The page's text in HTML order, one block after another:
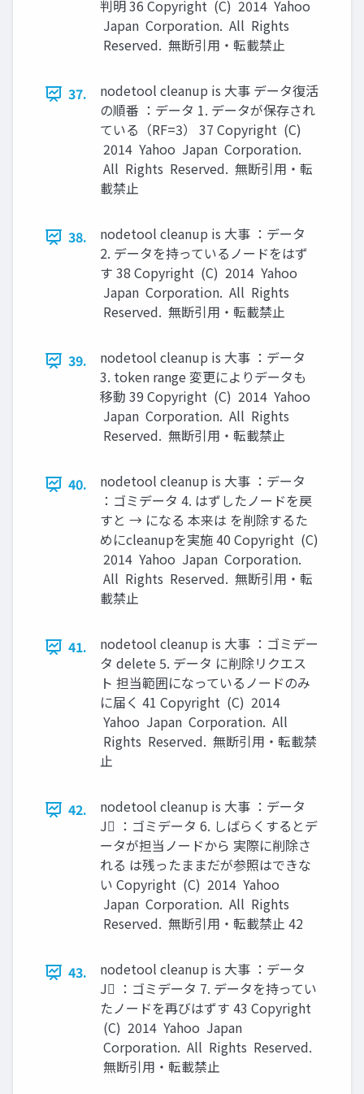
判明 36 Copyright (C) 2014 Yahoo
Japan Corporation. All Rights
Reserved. 無断引用・転載禁止
37.
nodetool cleanup is 大事 データ復活
の順番 ：データ 1. データが保存され
ている（RF=3） 37 Copyright (C)
2014 Yahoo Japan Corporation.
All Rights Reserved. 無断引用・転
載禁止
38.
nodetool cleanup is 大事 ：データ
2. データを持っているノードをはず
す 38 Copyright (C) 2014 Yahoo
Japan Corporation. All Rights
Reserved. 無断引用・転載禁止
39.
nodetool cleanup is 大事 ：データ
3. token range 変更によりデータも
移動 39 Copyright (C) 2014 Yahoo
Japan Corporation. All Rights
Reserved. 無断引用・転載禁止
40.
nodetool cleanup is 大事 ：データ
：ゴミデータ 4. はずしたノードを戻
すと → になる 本来は を削除するた
めにcleanupを実施 40 Copyright (C)
2014 Yahoo Japan Corporation.
All Rights Reserved. 無断引用・転
載禁止
41.
nodetool cleanup is 大事 ：ゴミデー
タ delete 5. データ に削除リクエス
ト 担当範囲になっているノードのみ
に届く 41 Copyright (C) 2014
Yahoo Japan Corporation. All
Rights Reserved. 無断引用・転載禁
止
42.
nodetool cleanup is 大事 ：データ
J ：ゴミデータ 6. しばらくするとデ
ータが担当ノードから 実際に削除さ
れる は残ったままだが参照はできな
い Copyright (C) 2014 Yahoo
Japan Corporation. All Rights
Reserved. 無断引用・転載禁止 42
43.
nodetool cleanup is 大事 ：データ
J ：ゴミデータ 7. データを持ってい
たノードを再びはずす 43 Copyright
(C) 2014 Yahoo Japan
Corporation. All Rights Reserved.
無断引用・転載禁止